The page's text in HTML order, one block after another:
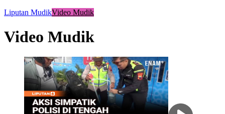
Liputan MudikVideo Mudik
Video Mudik